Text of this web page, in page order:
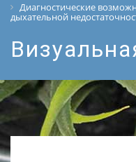
Диагностические
дыхательной